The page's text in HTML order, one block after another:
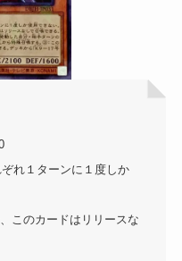
れ１ターンに１度しか
このカードはリリースな